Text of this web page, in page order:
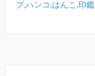
プ,ハンコ,はんこ,印鑑